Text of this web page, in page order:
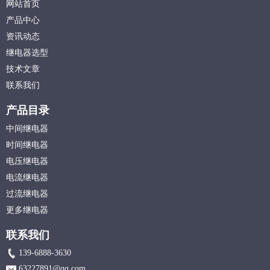
网站首页
产品中心
资讯动态
继电器选型
技术文章
联系我们
产品目录
中间继电器
时间继电器
电压继电器
电流继电器
过流继电器
更多继电器
联系我们
139-6888-3630